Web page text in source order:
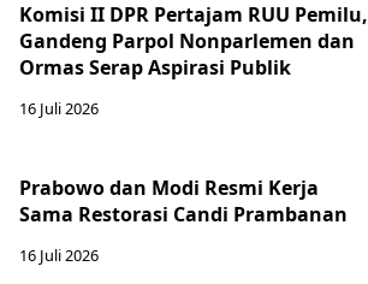
Komisi II DPR Pertajam RUU Pemilu,
Gandeng Parpol Nonparlemen dan
Ormas Serap Aspirasi Publik
16 Juli 2026
Prabowo dan Modi Resmi Kerja
Sama Restorasi Candi Prambanan
16 Juli 2026